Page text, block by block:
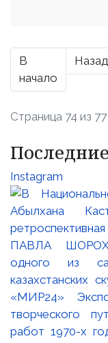
В
начало
Назад
Страница 74 из 77
Instagram